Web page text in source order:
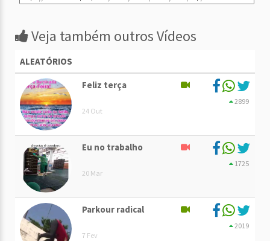
Veja também outros Vídeos
ALEATÓRIOS
Feliz terça
24 Out
2899
Eu no trabalho
20 Mar
1725
Parkour radical
7 Fev
2019